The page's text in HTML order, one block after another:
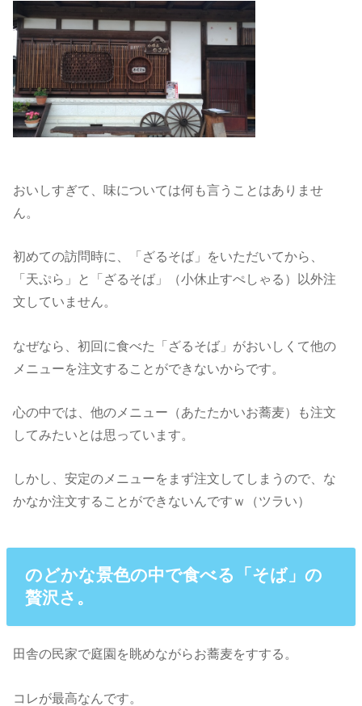
おいしすぎて、味については何も言うことはありませ
ん。
初めての訪問時に、「ざるそば」をいただいてから、
「天ぷら」と「ざるそば」（小休止すぺしゃる）以外注
文していません。
なぜなら、初回に食べた「ざるそば」がおいしくて他の
メニューを注文することができないからです。
心の中では、他のメニュー（あたたかいお蕎麦）も注文
してみたいとは思っています。
しかし、安定のメニューをまず注文してしまうので、な
かなか注文することができないんですｗ（ツラい）
のどかな景色の中で食べる「そば」の
贅沢さ。
田舎の民家で庭園を眺めながらお蕎麦をすする。
コレが最高なんです。